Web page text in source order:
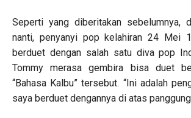
Seperti yang diberitakan sebelumnya,
nanti, penyanyi pop kelahiran 24 Mei
berduet dengan salah satu diva pop
Tommy merasa gembira bisa duet
“Bahasa Kalbu” tersebut. “Ini adalah
saya berduet dengannya di atas